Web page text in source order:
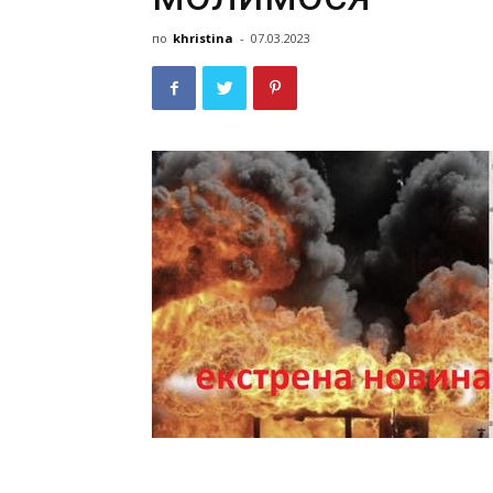
по khristina - 07.03.2023